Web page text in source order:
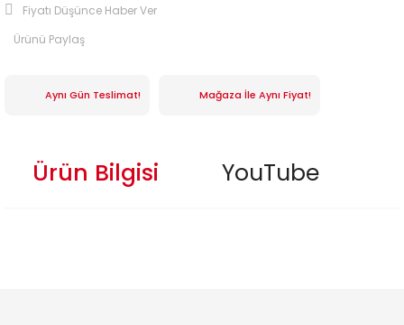
Fiyatı Düşünce Haber Ver
Ürünü Paylaş
Aynı Gün Teslimat! Mağaza İle Aynı Fiyat!
Ürün Bilgisi YouTube